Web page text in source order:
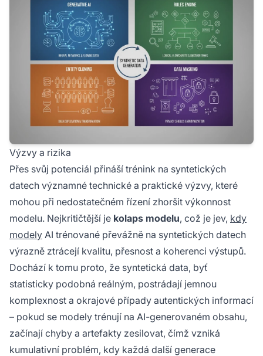
Výzvy a rizika
Přes svůj potenciál přináší trénink na syntetických
datech významné technické a praktické výzvy, které
mohou při nedostatečném řízení zhoršit výkonnost
modelu. Nejkritičtější je kolaps modelu, což je jev, kdy
modely AI trénované převážně na syntetických datech
výrazně ztrácejí kvalitu, přesnost a koherenci výstupů.
Dochází k tomu proto, že syntetická data, byť
statisticky podobná reálným, postrádají jemnou
komplexnost a okrajové případy autentických informací
– pokud se modely trénují na AI-generovaném obsahu,
začínají chyby a artefakty zesilovat, čímž vzniká
kumulativní problém, kdy každá další generace